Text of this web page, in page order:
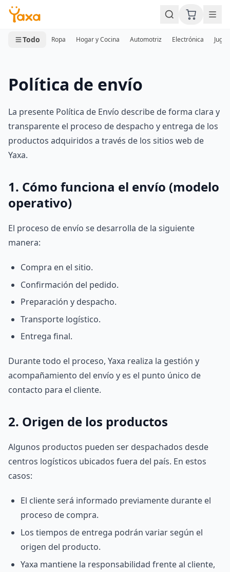
MINI CARRITO
0 productos
Todo Ropa Hogar y Cocina Automotriz Electrónica
Política de envío
La presente Política de Envío describe de forma clara y
transparente el proceso de despacho y entrega de los
productos adquiridos a través de los sitios web de
Yaxa.
1. Cómo funciona el envío (modelo
operativo)
El proceso de envío se desarrolla de la siguiente
manera:
Compra en el sitio.
Confirmación del pedido.
Preparación y despacho.
Transporte logístico.
Entrega final.
Durante todo el proceso, Yaxa realiza la gestión y
acompañamiento del envío y es el punto único de
contacto para el cliente.
2. Origen de los productos
Algunos productos pueden ser despachados desde
centros logísticos ubicados fuera del país. En estos
casos:
El cliente será informado previamente durante el
proceso de compra.
Los tiempos de entrega podrán variar según el
origen del producto.
Yaxa mantiene la responsabilidad frente al cliente,